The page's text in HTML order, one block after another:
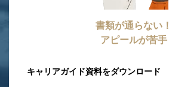
書類が通らない！
アピールが苦手
キャリアガイド資料をダウンロード